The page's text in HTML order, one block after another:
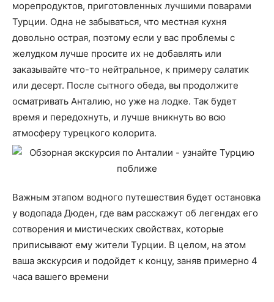
морепродуктов, приготовленных лучшими поварами
Турции. Одна не забываться, что местная кухня
довольно острая, поэтому если у вас проблемы с
желудком лучше просите их не добавлять или
заказывайте что-то нейтральное, к примеру салатик
или десерт. После сытного обеда, вы продолжите
осматривать Анталию, но уже на лодке. Так будет
время и передохнуть, и лучше вникнуть во всю
атмосферу турецкого колорита.
Важным этапом водного путешествия будет остановка
у водопада Дюден, где вам расскажут об легендах его
сотворения и мистических свойствах, которые
приписывают ему жители Турции. В целом, на этом
ваша экскурсия и подойдет к концу, заняв примерно 4
часа вашего времени